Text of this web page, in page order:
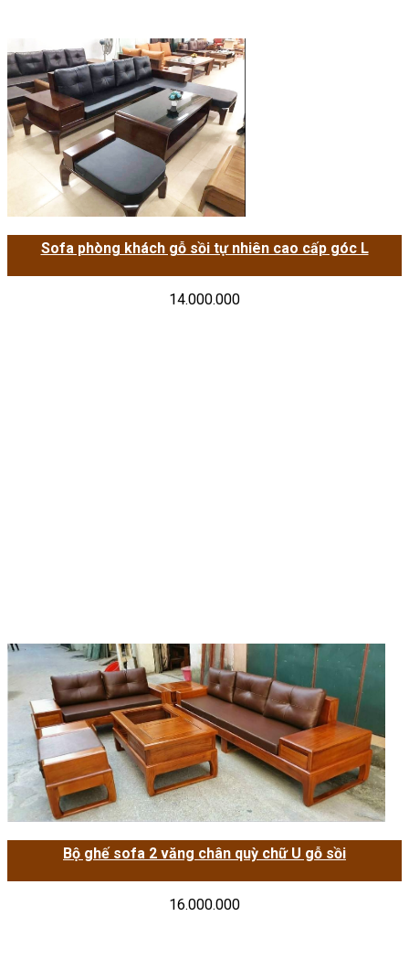
Sofa phòng khách gỗ sồi tự nhiên cao cấp góc L
14.000.000
Bộ ghế sofa 2 văng chân quỳ chữ U gỗ sồi
16.000.000